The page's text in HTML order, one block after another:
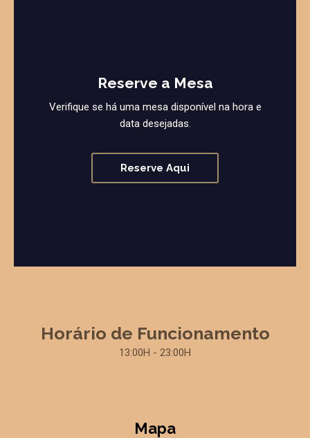
Reserve a Mesa
Verifique se há uma mesa disponível na hora e
data desejadas.
Reserve Aqui
Horário de Funcionamento
13:00H - 23:00H
Mapa